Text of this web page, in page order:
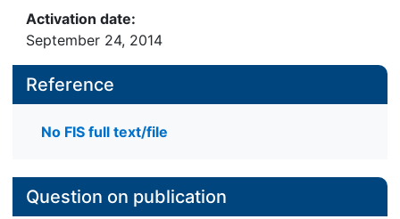
Activation date:
September 24, 2014
Reference
No FIS full text/file
Question on publication